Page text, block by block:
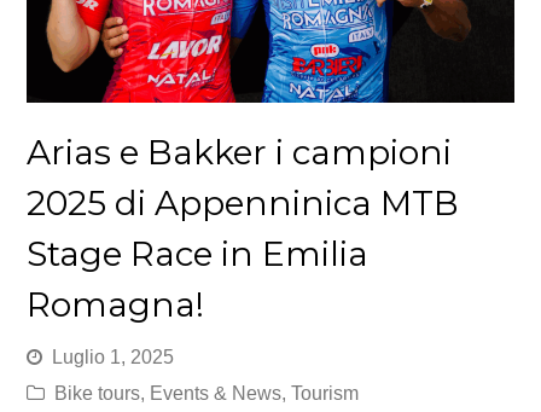
Arias e Bakker i campioni
2025 di Appenninica MTB
Stage Race in Emilia
Romagna!
Luglio 1, 2025
Bike tours, Events & News,Tourism